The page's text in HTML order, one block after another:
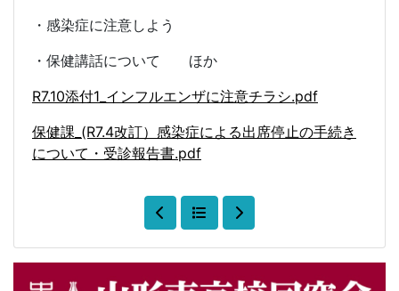
・感染症に注意しよう
・保健講話について ほか
R7.10添付1_インフルエンザに注意チラシ.pdf
保健課_(R7.4改訂）感染症による出席停止の手続き
について・受診報告書.pdf